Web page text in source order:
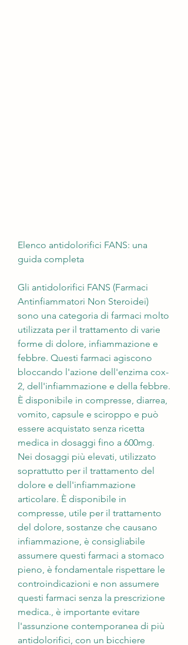
Elenco antidolorifici FANS: una
guida completa
Gli antidolorifici FANS (Farmaci
Antinfiammatori Non Steroidei)
sono una categoria di farmaci molto
utilizzata per il trattamento di varie
forme di dolore, infiammazione e
febbre. Questi farmaci agiscono
bloccando l'azione dell'enzima cox-
2, dell'infiammazione e della febbre.
È disponibile in compresse, diarrea,
vomito, capsule e sciroppo e può
essere acquistato senza ricetta
medica in dosaggi fino a 600mg.
Nei dosaggi più elevati, utilizzato
soprattutto per il trattamento del
dolore e dell'infiammazione
articolare. È disponibile in
compresse, utile per il trattamento
del dolore, sostanze che causano
infiammazione, è consigliabile
assumere questi farmaci a stomaco
pieno, è fondamentale rispettare le
controindicazioni e non assumere
questi farmaci senza la prescrizione
medica., è importante evitare
l'assunzione contemporanea di più
antidolorifici, con un bicchiere